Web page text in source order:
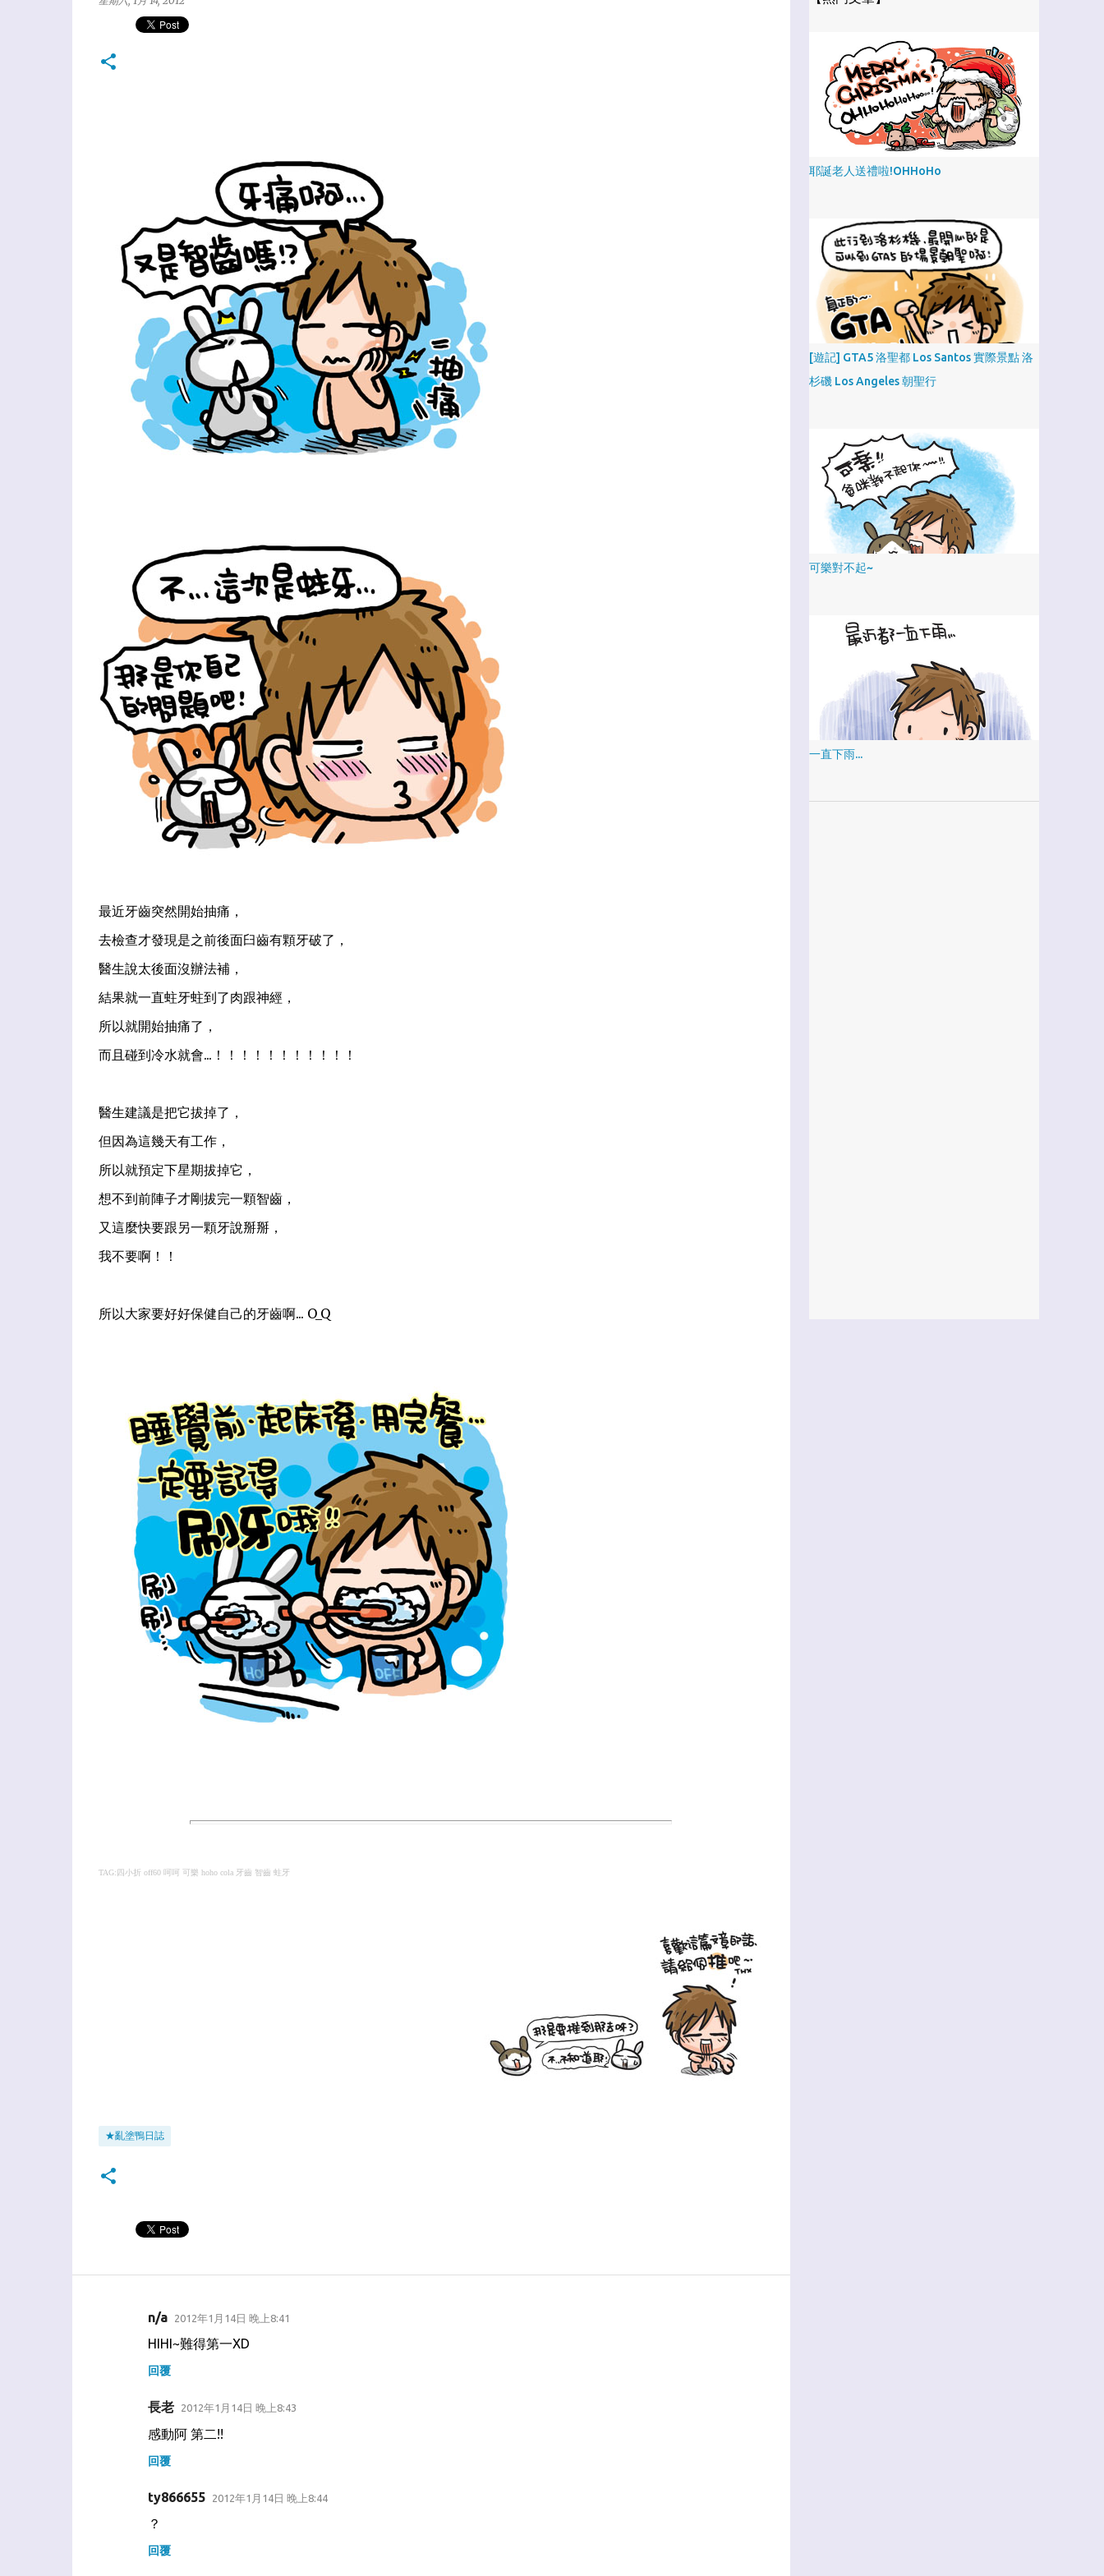
最近牙齒突然開始抽痛，
去檢查才發現是之前後面臼齒有顆牙破了，
醫生說太後面沒辦法補，
結果就一直蛀牙蛀到了肉跟神經，
所以就開始抽痛了，
而且碰到冷水就會...！！！！！！！！！！！
醫生建議是把它拔掉了，
但因為這幾天有工作，
所以就預定下星期拔掉它，
想不到前陣子才剛拔完一顆智齒，
又這麼快要跟另一顆牙說掰掰，
我不要啊！！
所以大家要好好保健自己的牙齒啊... O_Q
TAG:四小折 off60 呵呵 可樂 hoho cola 牙齒 智齒 蛀牙
★亂塗鴨日誌
n/a 2012年1月14日 晚上8:41
HIHI~難得第一XD
回覆
長老 2012年1月14日 晚上8:43
感動阿 第二!!
回覆
ty866655 2012年1月14日 晚上8:44
？
回覆
耶誕老人送禮啦!OHHoHo
[遊記] GTA5 洛聖都 Los Santos 實際景點 洛
杉磯 Los Angeles 朝聖行
可樂對不起~
一直下雨...